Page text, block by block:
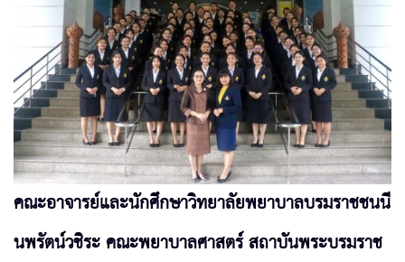
คณะอาจารย์และนักศึกษาวิทยาลัยพยาบาลบรมราชชนนี
นพรัตน์วชิระ คณะพยาบาลศาสตร์ สถาบันพระบรมราช